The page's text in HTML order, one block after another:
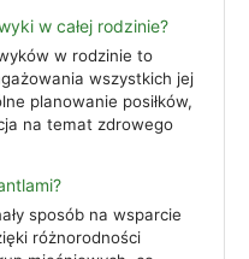
w całej rodzinie?
w rodzinie to
wszystkich jej
planowanie posiłków,
na temat zdrowego
sposób na wsparcie
różnorodności